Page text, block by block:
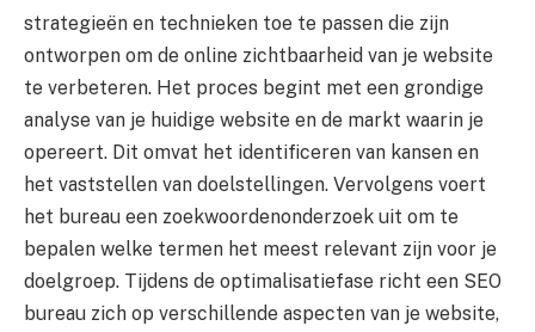
strategieën en technieken toe te passen die zijn
ontworpen om de online zichtbaarheid van je website
te verbeteren. Het proces begint met een grondige
analyse van je huidige website en de markt waarin je
opereert. Dit omvat het identificeren van kansen en
het vaststellen van doelstellingen. Vervolgens voert
het bureau een zoekwoordenonderzoek uit om te
bepalen welke termen het meest relevant zijn voor je
doelgroep. Tijdens de optimalisatiefase richt een SEO
bureau zich op verschillende aspecten van je website,